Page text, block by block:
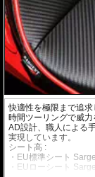
快適性を極限まで追
時間ツーリングで威
AD設計、職人による
実現しています。
シート高 :
・EU標準シート
・EUローシート